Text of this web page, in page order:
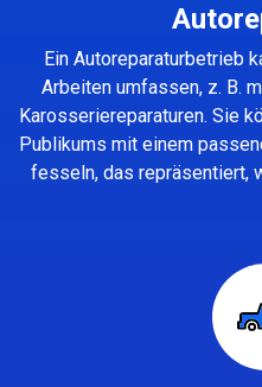
Ein Autoreparaturbetrieb
Arbeiten umfassen, z. B.
Karosseriereparaturen. Sie
Publikums mit einem
fesseln, das repräsentiert,